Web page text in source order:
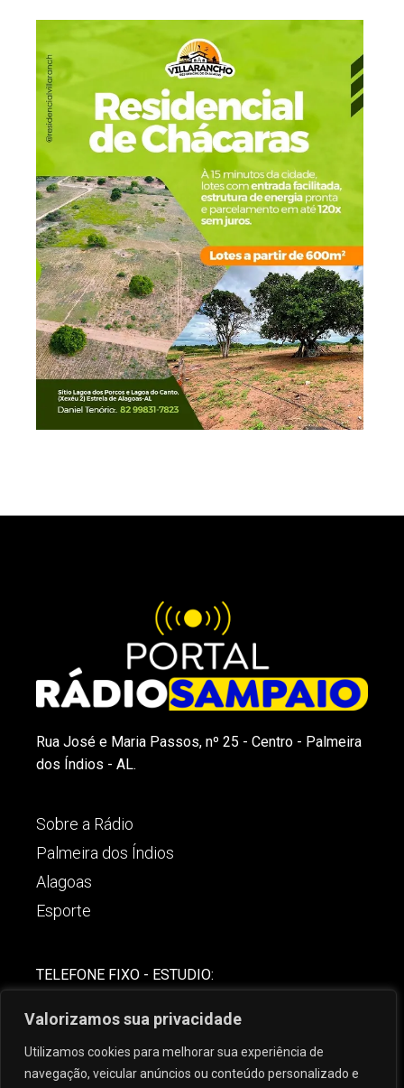
Valorizamos sua privacidade
Utilizamos cookies para melhorar sua experiência de
navegação, veicular anúncios ou conteúdo personalizado e
Rua José e Maria Passos, nº 25 - Centro - Palmeira
dos Índios - AL.
Sobre a Rádio
Palmeira dos Índios
Alagoas
Esporte
TELEFONE FIXO - ESTUDIO:
(82) 99621-8806